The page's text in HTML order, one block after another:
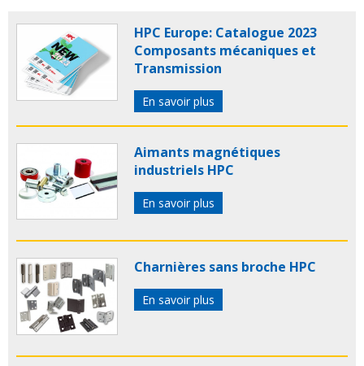
HPC Europe: Catalogue 2023
Composants mécaniques et
Transmission
En savoir plus
Aimants magnétiques
industriels HPC
En savoir plus
Charnières sans broche HPC
En savoir plus